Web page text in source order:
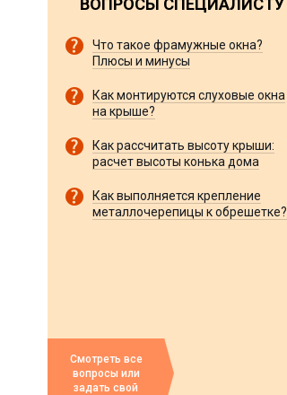
ВОПРОСЫ СПЕЦИАЛИСТУ
Что такое фрамужные окна?
Плюсы и минусы
Как монтируются слуховые окна
на крыше?
Как рассчитать высоту крыши:
расчет высоты конька дома
Как выполняется крепление
металлочерепицы к обрешетке?
Смотреть все
вопросы или
задать свой